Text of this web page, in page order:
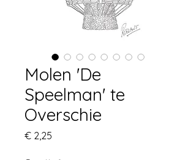
Molen 'De
Speelman' te
Overschie
€ 2,25